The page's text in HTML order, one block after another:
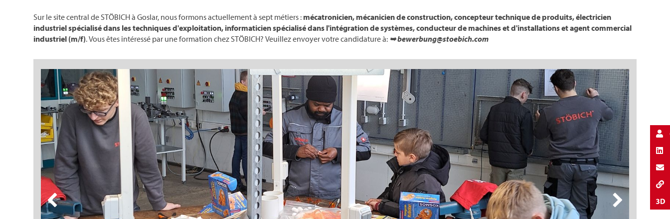
Sur le site central de STÖBICH à Goslar, nous formons actuellement à sept métiers : mécatronicien, mécanicien de construction, concepteur technique de produits, électricien
industriel spécialisé dans les techniques d'exploitation, informaticien spécialisé dans l'intégration de systèmes, conducteur de machines et d'installations et agent commercial
industriel (m/f). Vous êtes intéressé par une formation chez STÖBICH? Veuillez envoyer votre candidature à: ➥ bewerbung@stoebich.com